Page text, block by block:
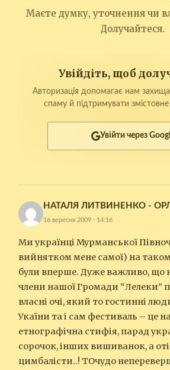
Маєте думку, уточнення чи
Долучайтеся.
Увійдіть, щоб
Авторизація допомагає нам
спаму й підтримувати
Увійти через
НАТАЛЯ ЛИТВИНЕНКО -
16 вересня 2009 · 14:16
Ми українці Мурманської
вийнятком мене самої) на
були вперше. Дуже важливо, що
члени нашої Громади “Лелеки”
власні очі, який то гостинні
Укаїни та і сам фестиваль – це
етнографічна стифія, парад
сорочок, інших вишиванок, а
цимбалісти..! ТОчудо